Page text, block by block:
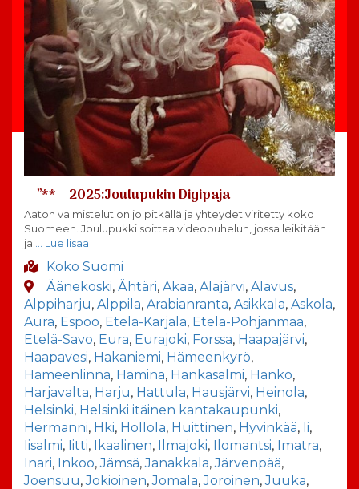
__”**__2025:Joulupukin Digipaja
Aaton valmistelut on jo pitkällä ja yhteydet viritetty koko
Suomeen. Joulupukki soittaa videopuhelun, jossa leikitään
ja … Lue lisää
Koko Suomi
Äänekoski, Ähtäri, Akaa, Alajärvi, Alavus,
Alppiharju, Alppila, Arabianranta, Asikkala, Askola,
Aura, Espoo, Etelä-Karjala, Etelä-Pohjanmaa,
Etelä-Savo, Eura, Eurajoki, Forssa, Haapajärvi,
Haapavesi, Hakaniemi, Hämeenkyrö,
Hämeenlinna, Hamina, Hankasalmi, Hanko,
Harjavalta, Harju, Hattula, Hausjärvi, Heinola,
Helsinki, Helsinki itäinen kantakaupunki,
Hermanni, Hki, Hollola, Huittinen, Hyvinkää, Ii,
Iisalmi, Iitti, Ikaalinen, Ilmajoki, Ilomantsi, Imatra,
Inari, Inkoo,Jämsä,Janakkala,Järvenpää,
Joensuu,Jokioinen,Jomala,Joroinen,Juuka,